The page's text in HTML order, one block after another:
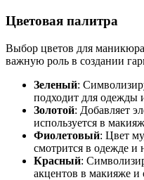
Цветовая палитра
Выбор цветов для
важную роль в создании
Зеленый:
подходит для одежды
Золотой: Добавляет
используется в
Фиолетовый: Цвет
смотрится в одежде и
Красный:
акцентов в макияже и